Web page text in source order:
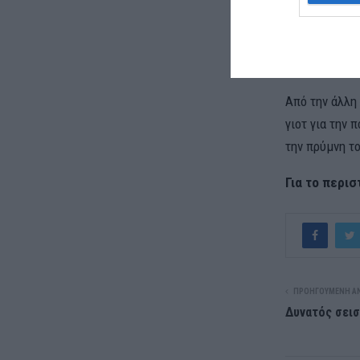
έκανε λόγο
Τόνισε ότι
Από την
γιοτ για την
την πρύμνη
Για το
ΠΡΟΗΓΟΎΜΕΝΗ
Δυνατός